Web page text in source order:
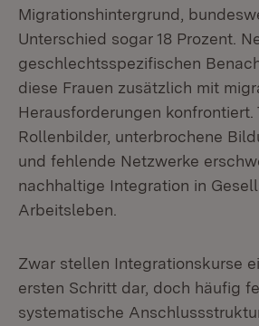
Migrationshintergrund,
Unterschied sogar 18 Prozent.
geschlechtsspezifischen
diese Frauen zusätzlich mit
Herausforderungen konfrontiert.
Rollenbilder, unterbrochene
und fehlende Netzwerke
nachhaltige Integration in
Arbeitsleben.
Zwar stellen Integrationskurse
ersten Schritt dar, doch häufig
systematische